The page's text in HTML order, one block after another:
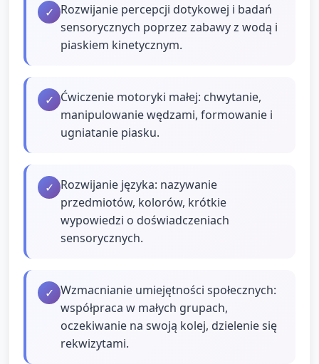
✓ Rozwijanie percepcji dotykowej i badań
sensorycznych poprzez zabawy z wodą i
piaskiem kinetycznym.
✓ Ćwiczenie motoryki małej: chwytanie,
manipulowanie wędzami, formowanie i
ugniatanie piasku.
✓ Rozwijanie języka: nazywanie
przedmiotów, kolorów, krótkie
wypowiedzi o doświadczeniach
sensorycznych.
✓ Wzmacnianie umiejętności społecznych:
współpraca w małych grupach,
oczekiwanie na swoją kolej, dzielenie się
rekwizytami.